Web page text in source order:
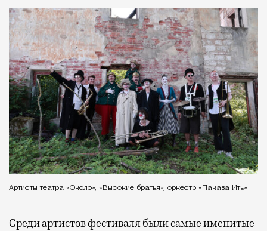
Артисты театра «Около», «Высокие братья», оркестр «Пакава Ить»
Среди артистов фестиваля были самые именитые